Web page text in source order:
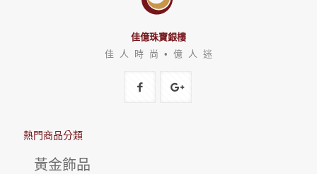
佳億珠寶銀樓
佳 人 時 尚 • 億 人 迷
熱門商品分類
黃金飾品